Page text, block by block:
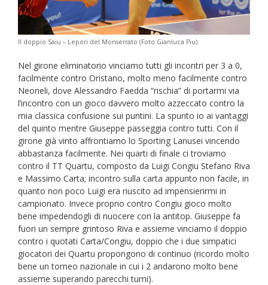
Il doppio Saiu – Lepori del Monserrato (Foto Gianluca Piu)
Nel girone eliminatorio vinciamo tutti gli incontri per 3 a 0,
facilmente contro Oristano, molto meno facilmente contro
Neoneli, dove Alessandro Faedda “rischia” di portarmi via
l’incontro con un gioco davvero molto azzeccato contro la
mia classica confusione sui puntini. La spunto io ai vantaggi
del quinto mentre Giuseppe passeggia contro tutti. Con il
girone già vinto affrontiamo lo Sporting Lanusei vincendo
abbastanza facilmente. Nei quarti di finale ci troviamo
contro il TT Quartu, composto da Luigi Congiu Stefano Riva
e Massimo Carta; incontro sulla carta appunto non facile, in
quanto non poco Luigi era riuscito ad impensierirmi in
campionato. Invece proprio contro Congiu gioco molto
bene impedendogli di nuocere con la antitop. Giuseppe fa
fuori un sempre grintoso Riva e assieme vinciamo il doppio
contro i quotati Carta/Congiu, doppio che i due simpatici
giocatori dei Quartu propongono di continuo (ricordo molto
bene un torneo nazionale in cui i 2 andarono molto bene
assieme superando parecchi turni).